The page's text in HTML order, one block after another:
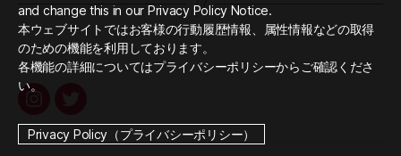
and change this in our Privacy Policy Notice.
本ウェブサイトではお客様の行動履歴情報、属性情報などの取得
のための機能を利用しております。
各機能の詳細についてはプライバシーポリシーからご確認くださ
い。
Privacy Policy（プライバシーポリシー）